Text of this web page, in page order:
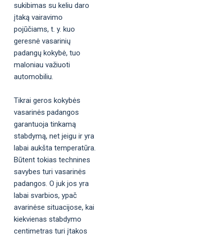
sukibimas su keliu daro
įtaką vairavimo
pojūčiams, t. y. kuo
geresnė vasarinių
padangų kokybė, tuo
maloniau važiuoti
automobiliu.
Tikrai geros kokybės
vasarinės padangos
garantuoja tinkamą
stabdymą, net jeigu ir yra
labai aukšta temperatūra.
Būtent tokias technines
savybes turi vasarinės
padangos. O juk jos yra
labai svarbios, ypač
avarinėse situacijose, kai
kiekvienas stabdymo
centimetras turi įtakos